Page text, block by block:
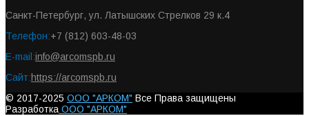
Санкт-Петербург, ул. Латышских Стрелков 29 к.4
Телефон:+7 (812) 603-48-03
E-mail:info@arcomspb.ru
Сайт:https://arcomspb.ru
© 2017-2025 ООО "АРКОМ" Все Права защищены
Разработка ООО "АРКОМ"